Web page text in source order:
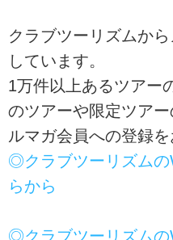
クラブツーリズムか
しています。
1万件以上あるツアー
のツアーや限定ツア
ルマガ会員への登録を
◎クラブツーリズムの
らから
◎クラブツーリズムの